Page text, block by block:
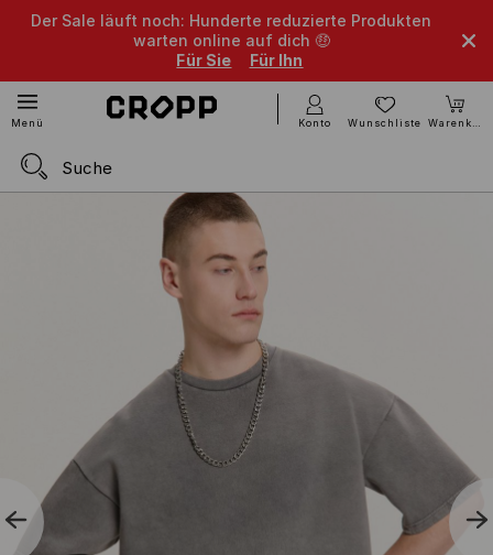
Der Sale läuft noch: Hunderte reduzierte Produkten
warten online auf dich 🤑
Für Sie
Für Ihn
Menü Konto Wunschliste Warenkorb